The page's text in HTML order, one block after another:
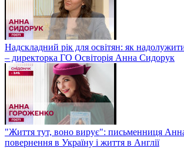
Надскладний рік для освітян: як
– директорка ГО Освіторія Анна Сидорук
"Життя тут, воно вирує": письменниця
повернення в Україну і життя в Англії